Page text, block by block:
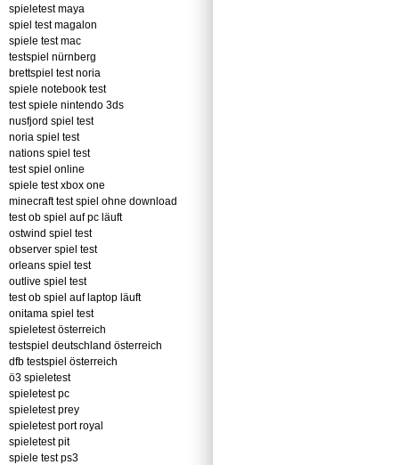
spieletest maya
spiel test magalon
spiele test mac
testspiel nürnberg
brettspiel test noria
spiele notebook test
test spiele nintendo 3ds
nusfjord spiel test
noria spiel test
nations spiel test
test spiel online
spiele test xbox one
minecraft test spiel ohne download
test ob spiel auf pc läuft
ostwind spiel test
observer spiel test
orleans spiel test
outlive spiel test
test ob spiel auf laptop läuft
onitama spiel test
spieletest österreich
testspiel deutschland österreich
dfb testspiel österreich
ö3 spieletest
spieletest pc
spieletest prey
spieletest port royal
spieletest pit
spiele test ps3